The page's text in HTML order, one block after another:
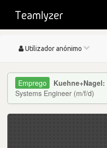
Toggle
Utilizador anónimo
Kuehne+Nagel:
Systems Engineer (m/f/d)